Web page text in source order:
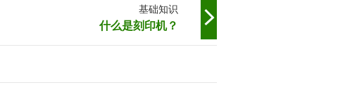
基础知识
什么是刻印机？